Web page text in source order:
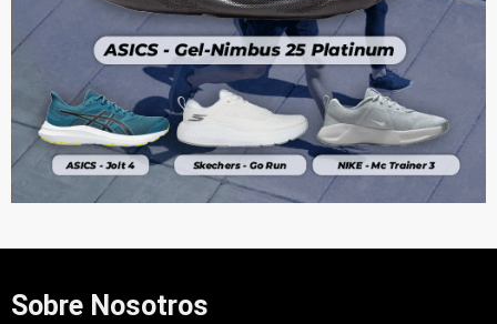
Sobre Nosotros